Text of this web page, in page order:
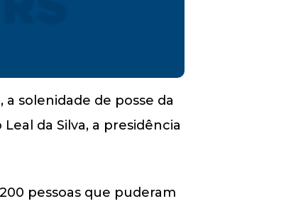
solenidade de posse da
da Silva, a presidência
pessoas que puderam